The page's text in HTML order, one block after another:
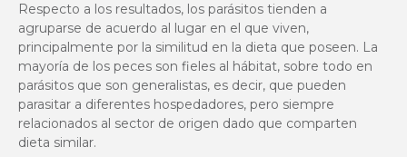
Respecto a los resultados, los parásitos tienden a
agruparse de acuerdo al lugar en el que viven,
principalmente por la similitud en la dieta que poseen. La
mayoría de los peces son fieles al hábitat, sobre todo en
parásitos que son generalistas, es decir, que pueden
parasitar a diferentes hospedadores, pero siempre
relacionados al sector de origen dado que comparten
dieta similar.